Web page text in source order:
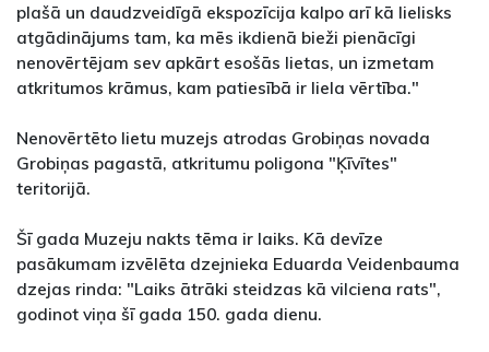
plašā un daudzveidīgā ekspozīcija kalpo arī kā lielisks
atgādinājums tam, ka mēs ikdienā bieži pienācīgi
nenovērtējam sev apkārt esošās lietas, un izmetam
atkritumos krāmus, kam patiesībā ir liela vērtība."
Nenovērtēto lietu muzejs atrodas Grobiņas novada
Grobiņas pagastā, atkritumu poligona "Ķīvītes"
teritorijā.
Šī gada Muzeju nakts tēma ir laiks. Kā devīze
pasākumam izvēlēta dzejnieka Eduarda Veidenbauma
dzejas rinda: "Laiks ātrāki steidzas kā vilciena rats",
godinot viņa šī gada 150. gada dienu.